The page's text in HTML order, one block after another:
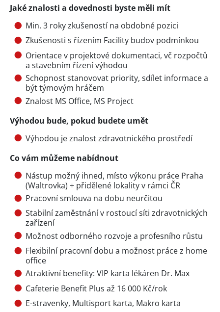
Jaké znalosti a dovednosti byste měli mít
Min. 3 roky zkušeností na obdobné pozici
Zkušenosti s řízením Facility budov podmínkou
Orientace v projektové dokumentaci, vč rozpočtů
a stavebním řízení výhodou
Schopnost stanovovat priority, sdílet informace a
být týmovým hráčem
Znalost MS Office, MS Project
Výhodou bude, pokud budete umět
Výhodou je znalost zdravotnického prostředí
Co vám můžeme nabídnout
Nástup možný ihned, místo výkonu práce Praha
(Waltrovka) + přidělené lokality v rámci ČR
Pracovní smlouva na dobu neurčitou
Stabilní zaměstnání v rostoucí síti zdravotnických
zařízení
Možnost odborného rozvoje a profesního růstu
Flexibilní pracovní dobu a možnost práce z home
office
Atraktivní benefity: VIP karta lékáren Dr. Max
Cafeterie Benefit Plus až 16 000 Kč/rok
E-stravenky, Multisport karta, Makro karta